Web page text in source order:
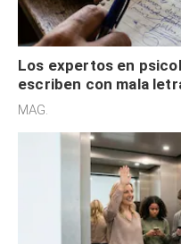
Los expertos en
escriben con mala
acelerado y no lo
MAG.